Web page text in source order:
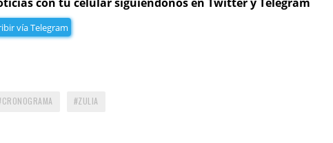
vía Telegram
CRONOGRAMA ZULIA